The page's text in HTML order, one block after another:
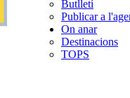
Butlletí
Publicar a
On anar
Destinacions
TOPS